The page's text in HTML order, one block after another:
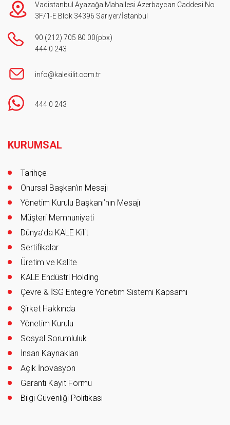
Vadistanbul Ayazağa Mahallesi Azerbaycan Caddesi No
3F/1-E Blok 34396 Sarıyer/İstanbul
90 (212) 705 80 00(pbx)
444 0 243
info@kalekilit.com.tr
444 0 243
KURUMSAL
Tarihçe
Onursal Başkan'ın Mesajı
Yönetim Kurulu Başkanı’nın Mesajı
Müşteri Memnuniyeti
Dünya’da KALE Kilit
Sertifikalar
Üretim ve Kalite
KALE Endüstri Holding
Çevre & İSG Entegre Yönetim Sistemi Kapsamı
Şirket Hakkında
Yönetim Kurulu
Sosyal Sorumluluk
İnsan Kaynakları
Açık İnovasyon
Garanti Kayıt Formu
Bilgi Güvenliği Politikası